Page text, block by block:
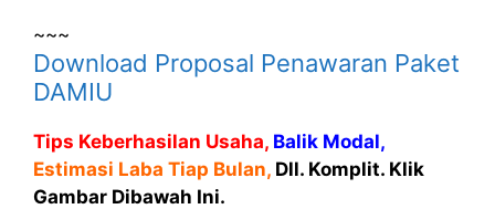
~~~
Download Proposal Penawaran Paket
DAMIU
Tips Keberhasilan Usaha, Balik Modal,
Estimasi Laba Tiap Bulan, Dll. Komplit. Klik
Gambar Dibawah Ini.